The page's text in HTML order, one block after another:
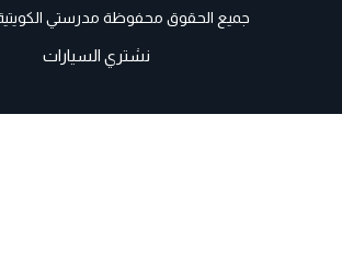
جميع الحقوق محفوظة مدرستي الكويتية ©
نشتري السيارات